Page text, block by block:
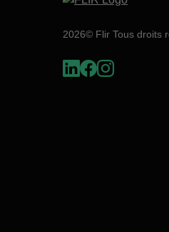
2026© Flir Tous droits